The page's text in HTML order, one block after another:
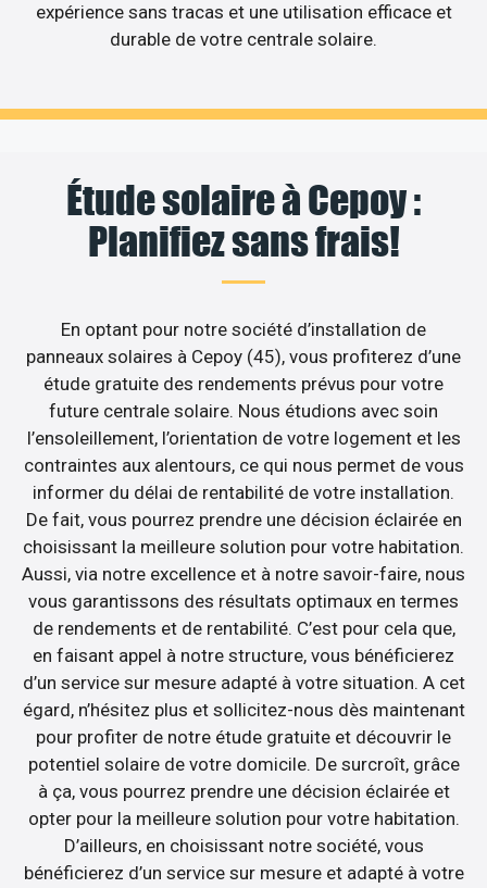
expérience sans tracas et une utilisation efficace et
durable de votre centrale solaire.
Étude solaire à Cepoy :
Planifiez sans frais!
En optant pour notre société d’installation de
panneaux solaires à Cepoy (45), vous profiterez d’une
étude gratuite des rendements prévus pour votre
future centrale solaire. Nous étudions avec soin
l’ensoleillement, l’orientation de votre logement et les
contraintes aux alentours, ce qui nous permet de vous
informer du délai de rentabilité de votre installation.
De fait, vous pourrez prendre une décision éclairée en
choisissant la meilleure solution pour votre habitation.
Aussi, via notre excellence et à notre savoir-faire, nous
vous garantissons des résultats optimaux en termes
de rendements et de rentabilité. C’est pour cela que,
en faisant appel à notre structure, vous bénéficierez
d’un service sur mesure adapté à votre situation. A cet
égard, n’hésitez plus et sollicitez-nous dès maintenant
pour profiter de notre étude gratuite et découvrir le
potentiel solaire de votre domicile. De surcroît, grâce
à ça, vous pourrez prendre une décision éclairée et
opter pour la meilleure solution pour votre habitation.
D’ailleurs, en choisissant notre société, vous
bénéficierez d’un service sur mesure et adapté à votre